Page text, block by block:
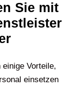
Sie mit
Vorteile,
einsetzen